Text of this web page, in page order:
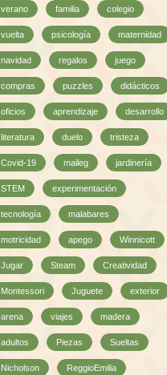
verano familia colegio
vuelta psicología maternidad
navidad regalos juego
compras puzzles didácticos
oficios aprendizaje desarrollo
literatura duelo tristeza
Covid-19 maileg jardinería
STEM experimentación
tecnología malabares
motricidad apego Winnicott
Jugar Steam Creatividad
Montessori Juguete exterior
arena viajes madera
adultos Piezas Sueltas
Nicholson ReggioEmilia